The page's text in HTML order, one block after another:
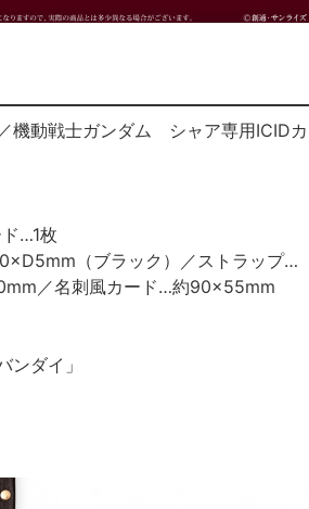
機動戦士ガンダム シャア専用ICIDカ
…1枚
（ブラック）／ストラップ…
／名刺風カード…約90×55mm
ダイ」